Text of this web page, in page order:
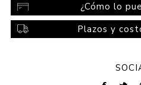
¿Cómo lo
Plazos y